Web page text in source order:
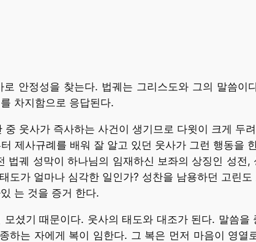
안정성을 찾는다. 법궤는 그리스도와 그의 말씀
차지함으로 응답된다.
웃사가 즉사하는 사건이 생기므로 다윗이 크게 두
제사규례를 배워 잘 알고 있던 웃사가 그런 행동을
법궤 성막이 하나님의 임재하신 보좌의 상징인 성전
도가 얼마나 심각한 일인가? 성찬을 남용하던 고린
는 것을 증거 한다.
셨기 때문이다. 웃사의 태도와 대조가 된다. 말씀
하는 자에게 복이 임한다. 그 복은 먼저 마음이 영열